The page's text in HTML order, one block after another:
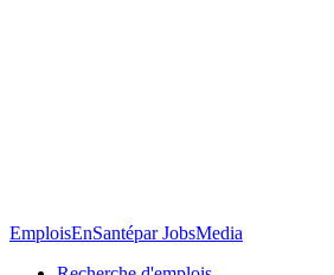
EmploisEnSantépar JobsMedia